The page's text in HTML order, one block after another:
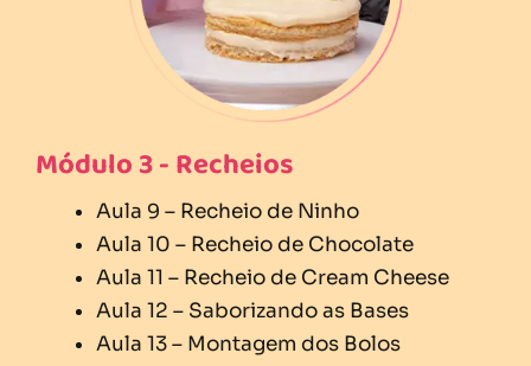
Módulo 3 - Recheios
Aula 9 – Recheio de Ninho
Aula 10 – Recheio de Chocolate
Aula 11 – Recheio de Cream Cheese
Aula 12 – Saborizando as Bases
Aula 13 – Montagem dos Bolos